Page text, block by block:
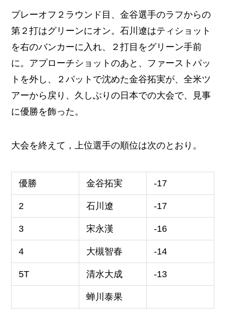
プレーオフ２ラウンド目、金谷選手のラフからの
第２打はグリーンにオン。石川遼はティショット
を右のバンカーに入れ、２打目をグリーン手前
に。アプローチショットのあと、ファーストパッ
トを外し、２パットで沈めた金谷拓実が、全米ツ
アーから戻り、久しぶりの日本での大会で、見事
に優勝を飾った。
大会を終えて，上位選手の順位は次のとおり。
優勝 金谷拓実 -17
2 石川遼 -17
3 宋永漢 -16
4 大槻智春 -14
5T 清水大成 -13
蝉川泰果